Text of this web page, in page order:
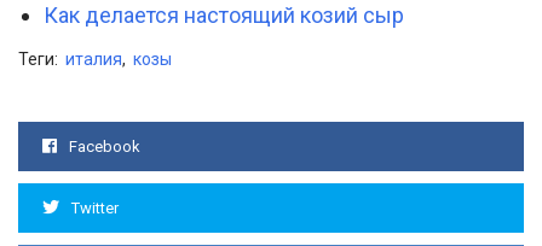
Как делается настоящий козий сыр
Теги: италия, козы
Facebook
Twitter